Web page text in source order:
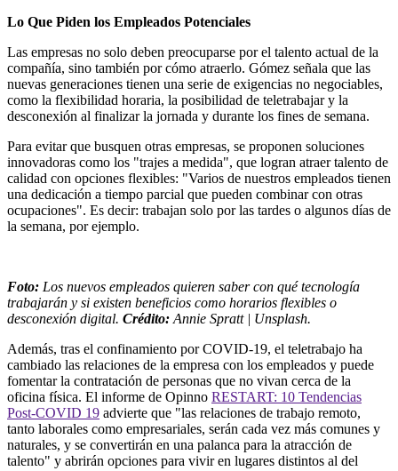
Lo Que Piden los Empleados Potenciales
Las empresas no solo deben preocuparse por el talento actual de la
compañía, sino también por cómo atraerlo. Gómez señala que las
nuevas generaciones tienen una serie de exigencias no negociables,
como la flexibilidad horaria, la posibilidad de teletrabajar y la
desconexión al finalizar la jornada y durante los fines de semana.
Para evitar que busquen otras empresas, se proponen soluciones
innovadoras como los "trajes a medida", que logran atraer talento de
calidad con opciones flexibles: "Varios de nuestros empleados tienen
una dedicación a tiempo parcial que pueden combinar con otras
ocupaciones". Es decir: trabajan solo por las tardes o algunos días de
la semana, por ejemplo.
Foto: Los nuevos empleados quieren saber con qué tecnología
trabajarán y si existen beneficios como horarios flexibles o
desconexión digital. Crédito: Annie Spratt | Unsplash.
Además, tras el confinamiento por COVID-19, el teletrabajo ha
cambiado las relaciones de la empresa con los empleados y puede
fomentar la contratación de personas que no vivan cerca de la
oficina física. El informe de Opinno RESTART: 10 Tendencias
Post-COVID 19 advierte que "las relaciones de trabajo remoto,
tanto laborales como empresariales, serán cada vez más comunes y
naturales, y se convertirán en una palanca para la atracción de
talento" y abrirán opciones para vivir en lugares distintos al del